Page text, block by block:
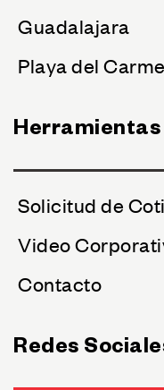
Guadalajara
Playa del
Herramientas
Solicitud de
Video
Contacto
Redes